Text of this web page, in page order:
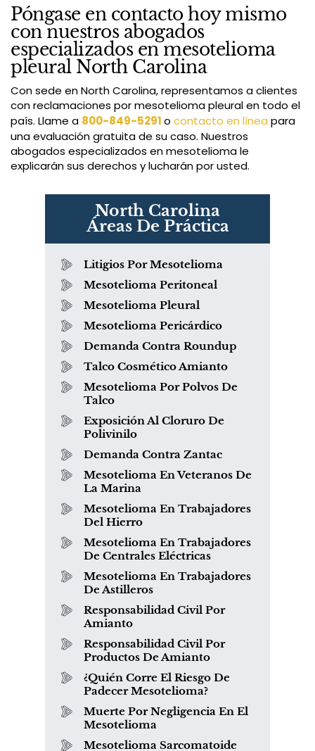
Póngase en contacto hoy mismo
con nuestros abogados
especializados en mesotelioma
pleural North Carolina
Con sede en North Carolina, representamos a clientes
con reclamaciones por mesotelioma pleural en todo el
país. Llame a 800-849-5291o contacto en línea para
una evaluación gratuita de su caso. Nuestros
abogados especializados en mesotelioma le
explicarán sus derechos y lucharán por usted.
North Carolina
Áreas De Práctica
Litigios Por Mesotelioma
Mesotelioma Peritoneal
Mesotelioma Pleural
Mesotelioma Pericárdico
Demanda Contra Roundup
Talco Cosmético Amianto
Mesotelioma Por Polvos De
Talco
Exposición Al Cloruro De
Polivinilo
Demanda Contra Zantac
Mesotelioma En Veteranos De
La Marina
Mesotelioma En Trabajadores
Del Hierro
Mesotelioma En Trabajadores
De Centrales Eléctricas
Mesotelioma En Trabajadores
De Astilleros
Responsabilidad Civil Por
Amianto
Responsabilidad Civil Por
Productos De Amianto
¿Quién Corre El Riesgo De
Padecer Mesotelioma?
Muerte Por Negligencia En El
Mesotelioma
Mesotelioma Sarcomatoide